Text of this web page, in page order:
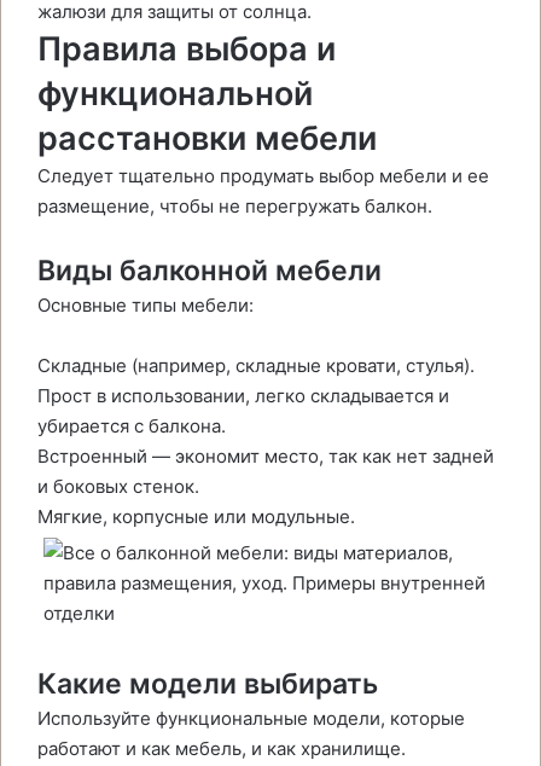
жалюзи для защиты от солнца.
Правила выбора и
функциональной
расстановки мебели
Следует тщательно продумать выбор мебели и ее
размещение, чтобы не перегружать балкон.
Виды балконной мебели
Основные типы мебели:
Складные (например, складные кровати, стулья).
Прост в использовании, легко складывается и
убирается с балкона.
Встроенный — экономит место, так как нет задней
и боковых стенок.
Мягкие, корпусные или модульные.
Какие модели выбирать
Используйте функциональные модели, которые
работают и как мебель, и как хранилище.